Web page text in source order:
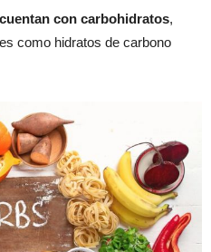
con carbohidratos,
como hidratos de carbono